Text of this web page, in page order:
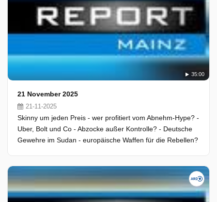
35:00
21 November 2025
21-11-2025
Skinny um jeden Preis - wer profitiert vom Abnehm-Hype? -
Uber, Bolt und Co - Abzocke außer Kontrolle? - Deutsche
Gewehre im Sudan - europäische Waffen für die Rebellen?